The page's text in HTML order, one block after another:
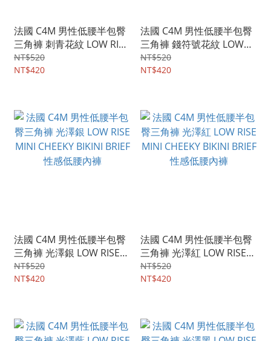
法國 C4M 男性低腰半包臀
三角褲 刺青花紋 LOW RISE
MINI CHEEKY BIKINI BRIEF
性感低腰內褲
NT$520
NT$420
法國 C4M 男性低腰半包臀
三角褲 錢符號花紋 LOW
RISE MINI CHEEKY BIKINI
BRIEF 性感低腰內褲
NT$520
NT$420
法國 C4M 男性低腰半包臀
三角褲 光澤銀 LOW RISE
MINI CHEEKY BIKINI BRIEF
性感低腰內褲
NT$520
NT$420
法國 C4M 男性低腰半包臀
三角褲 光澤紅 LOW RISE
MINI CHEEKY BIKINI BRIEF
性感低腰內褲
NT$520
NT$420